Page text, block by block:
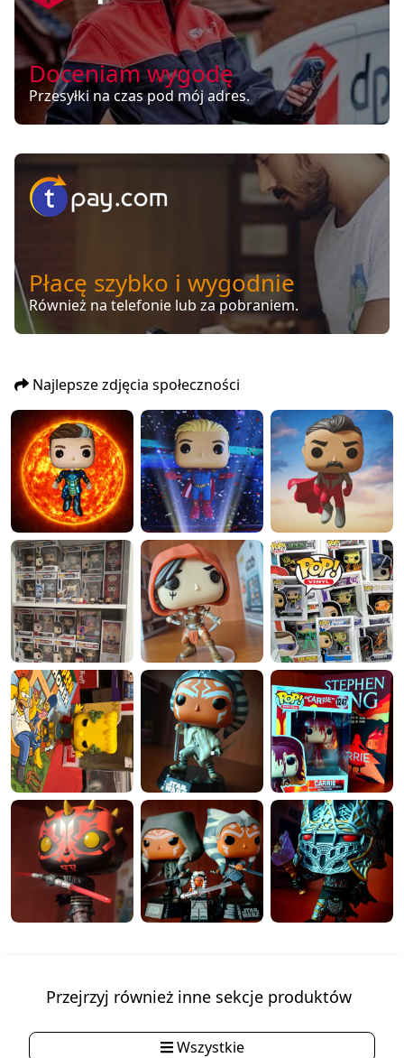
Doceniam wygodę
Przesyłki na czas pod mój adres.
Płacę szybko i wygodnie
Również na telefonie lub za pobraniem.
Najlepsze zdjęcia społeczności
Przejrzyj również inne sekcje produktów
Wszystkie